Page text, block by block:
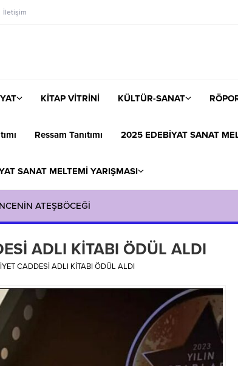
İletişim
KİTAP VİTRİNİ KÜLTÜR-SANAT
Ressam Tanıtımı 2025 EDEBİYAT SANAT
SANAT MELTEMİ YARIŞMASI
ATEŞBÖCEĞİ
ADLI KİTABI ÖDÜL ALDI
CADDESİ ADLI KİTABI ÖDÜL ALDI